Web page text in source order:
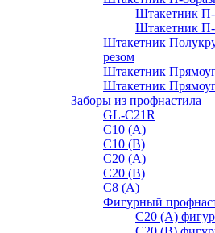
Штакетник
Штакетник
Штакетник
резом
Штакетник
Штакетник
Заборы из профнастила
GL-С21R
С10 (A)
С10 (В)
С20 (А)
С20 (В)
С8 (A)
Фигурный
С20 (A)